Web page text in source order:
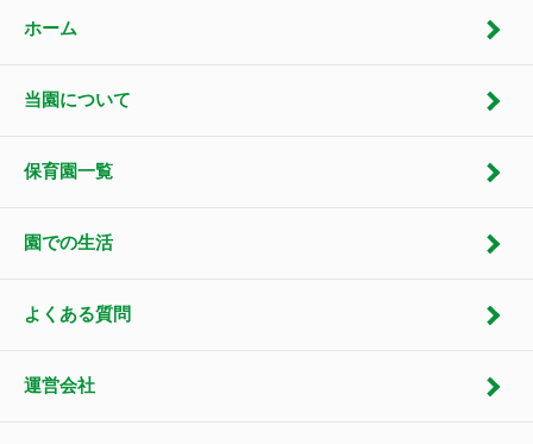
ホーム
当園について
保育園一覧
園での生活
よくある質問
運営会社